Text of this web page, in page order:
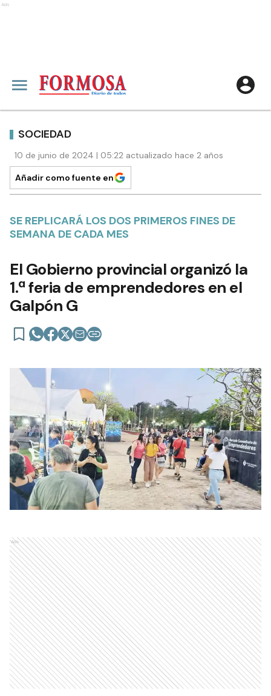
Ads
SOCIEDAD
10 de junio de 2024 | 05:22 actualizado hace 2 años
Añadir como fuente en
SE REPLICARÁ LOS DOS PRIMEROS FINES DE
SEMANA DE CADA MES
El Gobierno provincial organizó la
1.ª feria de emprendedores en el
Galpón G
Ads